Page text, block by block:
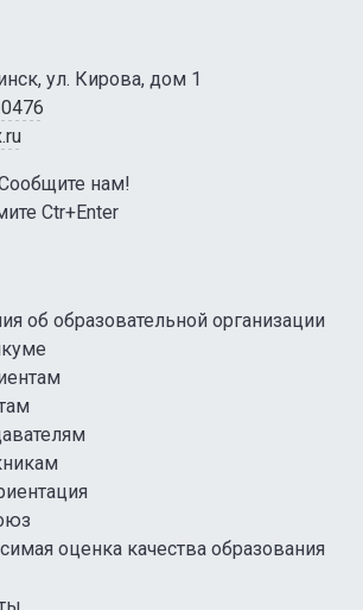
ул. Кирова, дом 1
нам!
Ctr+Enter
об образовательной организации
оценка качества образования